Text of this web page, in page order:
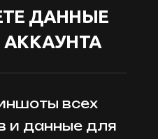
ДАННЫЕ
всех
и данные для